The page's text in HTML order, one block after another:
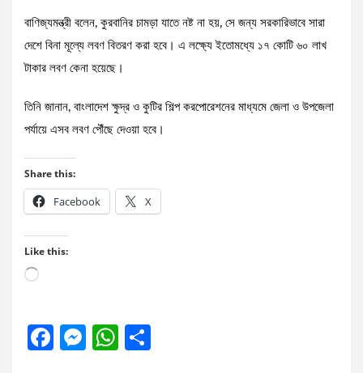
বাণিজ্যমন্ত্রী বলেন, কুরবানির চামড়া যাতে নষ্ট না হয়, সে জন্য সরকারিভাবে সারা
দেশে বিনা মূল্যে লবণ বিতরণ করা হবে। এ লক্ষ্যে ইতোমধ্যে ১৭ কোটি ৬০ লাখ
টাকার লবণ কেনা হয়েছে।
তিনি জানান, বাংলাদেশ ক্ষুদ্র ও কুটির শিল্প করপোরেশনের মাধ্যমে জেলা ও উপজেলা
পর্যায়ে এসব লবণ পৌঁছে দেওয়া হবে।
Share this:
Facebook X
Like this:
Loading…
F
M W